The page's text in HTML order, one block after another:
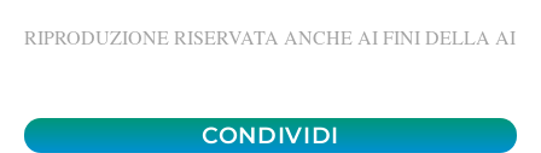
RIPRODUZIONE RISERVATA ANCHE AI FINI DELLA AI
CONDIVIDI